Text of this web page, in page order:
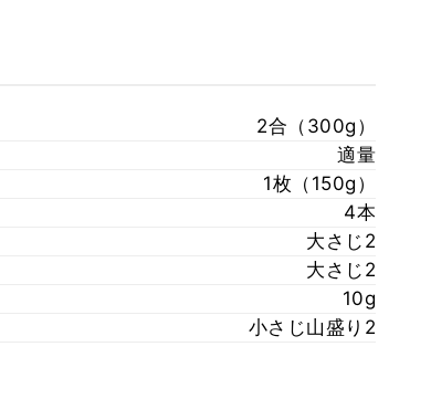
2合（300g）
適量
1枚（150g）
4本
大さじ2
大さじ2
10g
小さじ山盛り2